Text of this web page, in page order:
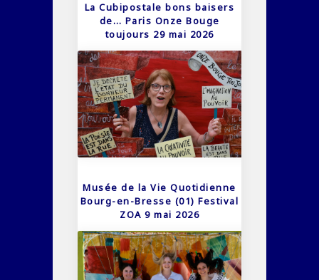
La Cubipostale bons baisers
de… Paris Onze Bouge
toujours 29 mai 2026
Musée de la Vie Quotidienne
Bourg-en-Bresse (01) Festival
ZOA 9 mai 2026